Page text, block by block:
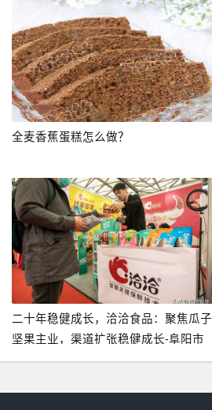
全麦香蕉蛋糕怎么做？
二十年稳健成长，洽洽食品：聚焦瓜子
坚果主业，渠道扩张稳健成长-阜阳市
洽洽食品有限公司